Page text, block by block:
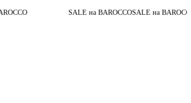
SALE на BAROCCOSALE на BAROCCOДо